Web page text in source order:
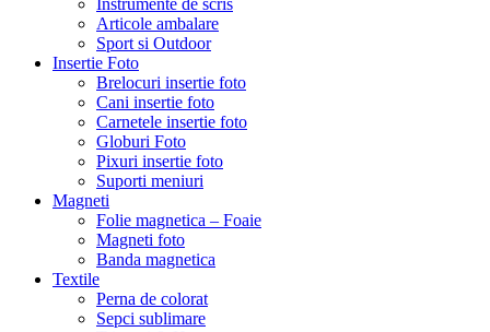
Instrumente de scris
Articole ambalare
Sport si Outdoor
Insertie Foto
Brelocuri insertie foto
Cani insertie foto
Carnetele insertie foto
Globuri Foto
Pixuri insertie foto
Suporti meniuri
Magneti
Folie magnetica – Foaie
Magneti foto
Banda magnetica
Textile
Perna de colorat
Sepci sublimare